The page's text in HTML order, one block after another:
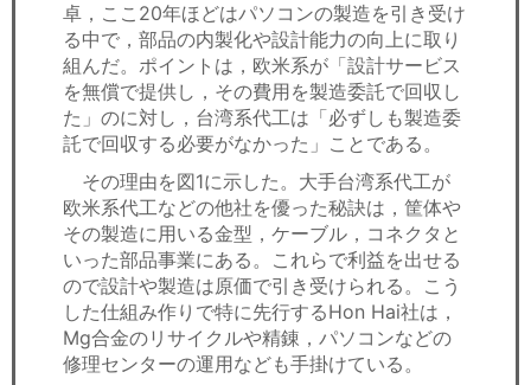
卓，ここ20年ほどはパソコンの製造を引き受け
る中で，部品の内製化や設計能力の向上に取り
組んだ。ポイントは，欧米系が「設計サービス
を無償で提供し，その費用を製造委託で回収し
た」のに対し，台湾系代工は「必ずしも製造委
託で回収する必要がなかった」ことである。
その理由を図1に示した。大手台湾系代工が
欧米系代工などの他社を優った秘訣は，筐体や
その製造に用いる金型，ケーブル，コネクタと
いった部品事業にある。これらで利益を出せる
ので設計や製造は原価で引き受けられる。こう
した仕組み作りで特に先行するHon Hai社は，
Mg合金のリサイクルや精錬，パソコンなどの
修理センターの運用なども手掛けている。